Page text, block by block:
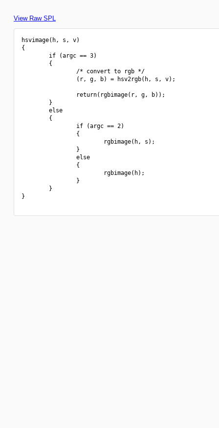
View Raw SPL
hsvimage(h, s, v)
{
        if (argc == 3)
        {
                /* convert to rgb */
                (r, g, b) = hsv2rgb(h, s, v);
                return(rgbimage(r, g, b));
        }
        else
        {
                if (argc == 2)
                {
                        rgbimage(h, s);
                }
                else
                {
                        rgbimage(h);
                }
        }
}